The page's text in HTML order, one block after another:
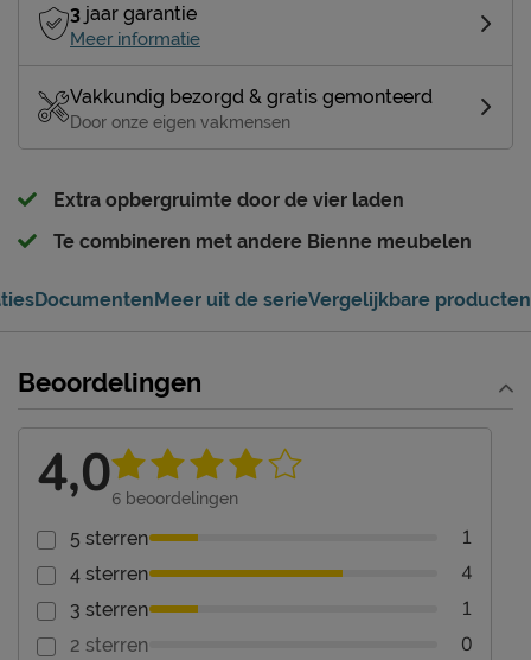
3 jaar garantie
Meer informatie
Vakkundig bezorgd & gratis gemonteerd
Door onze eigen vakmensen
Extra opbergruimte door de vier laden
Te combineren met andere Bienne meubelen
DocumentenMeer uit de serieVergelijkbare producten
Beoordelingen
4,06 beoordelingen
5 sterren 1
4 sterren 4
3 sterren 1
2 sterren 0